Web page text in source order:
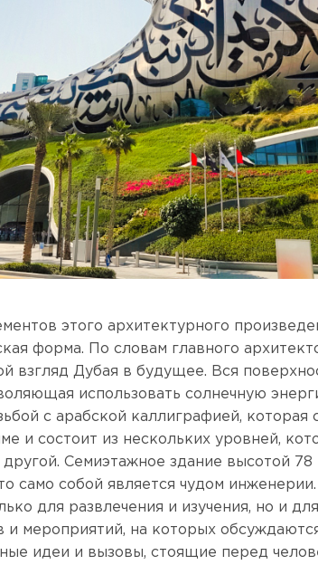
этого архитектурного
форма. По словам главного
взгляд Дубая в будущее. Вся
использовать солнечную
с арабской каллиграфией, которая
и состоит из нескольких уровней,
Семиэтажное здание высотой
само собой является чудом
для развлечения и изучения, но и
мероприятий, на которых
идеи и вызовы, стоящие перед